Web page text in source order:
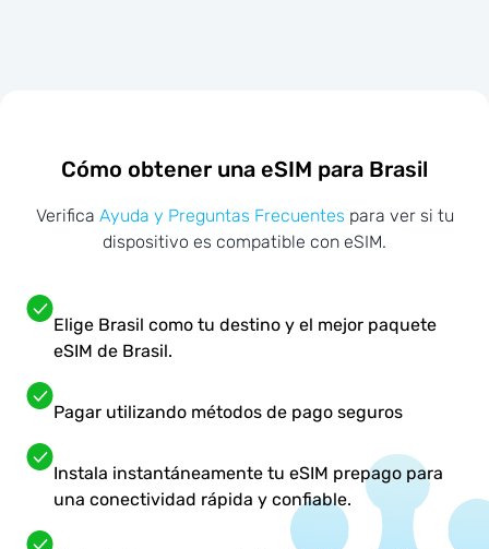
Cómo obtener una eSIM para Brasil
Verifica Ayuda y Preguntas Frecuentes para ver si tu
dispositivo es compatible con eSIM.
Elige Brasil como tu destino y el mejor paquete
eSIM de Brasil.
Pagar utilizando métodos de pago seguros
Instala instantáneamente tu eSIM prepago para
una conectividad rápida y confiable.